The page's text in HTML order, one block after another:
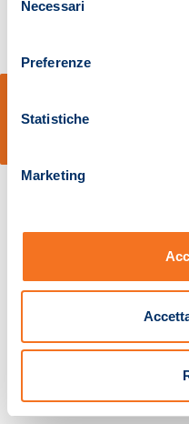
delNecessari
Preferenze
Statistiche
Marketing
Pistoia 01680210505 – R.E.A.
Società adotta il Codice Etico D.lgs.